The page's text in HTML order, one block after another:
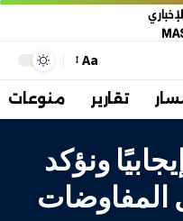
Aa
تقارير منوعات
ونؤكد
المفاوضات